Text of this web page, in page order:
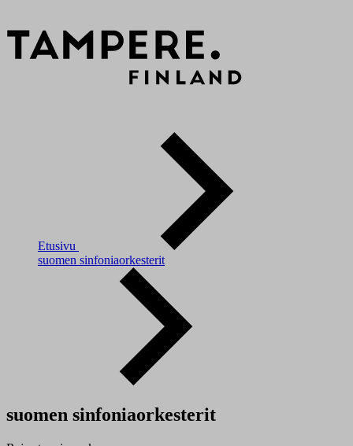
Etusivu
suomen sinfoniaorkesterit
suomen sinfoniaorkesterit